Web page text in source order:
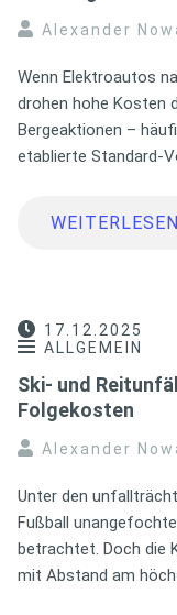
Alexander
Wenn Elektroautos
drohen hohe Kosten
Bergeaktionen –
etablierte Standard-
WEITERLESEN
17.12.2025
ALLGEMEIN
Ski- und
Folgekosten
Alexander
Unter den
Fußball
betrachtet. Doch die
mit Abstand am